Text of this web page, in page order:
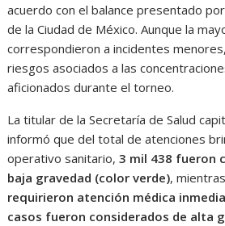
acuerdo con el balance presentado
de la Ciudad de México. Aunque la
correspondieron a incidentes
riesgos asociados a las
aficionados durante el torneo.
La titular de la Secretaría de Salud
informó que del total de atenciones
operativo sanitario,3 mil 438 fueron
baja gravedad (color verde),
requirieron atención médica
casos fueron considerados de alta